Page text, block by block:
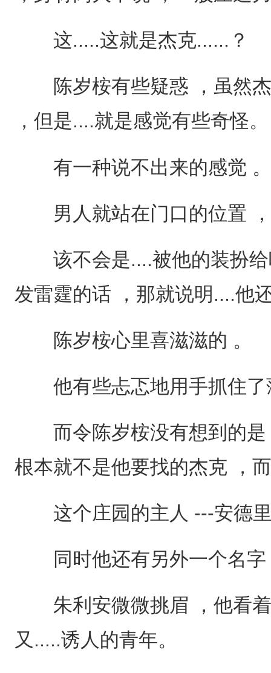
这.....这就是杰克......？
陈岁桉有些疑惑 ，虽然杰
，但是....就是感觉有些奇怪。
有一种说不出来的感觉 。
男人就站在门口的位置 ，
该不会是....被他的装扮给
发雷霆的话 ，那就说明....他
陈岁桉心里喜滋滋的 。
他有些忐忑地用手抓住了
而令陈岁桉没有想到的是
根本就不是他要找的杰克 ，
这个庄园的主人 ---安德
同时他还有另外一个名字
朱利安微微挑眉 ，他看着
又.....诱人的青年。